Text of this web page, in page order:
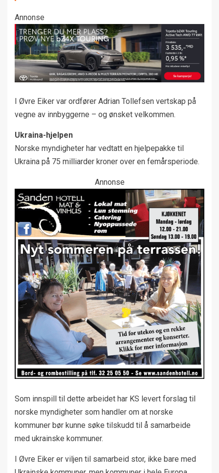
Annonse
I Øvre Eiker var ordfører Adrian Tollefsen vertskap på
vegne av innbyggerne – og ønsket velkommen.
Ukraina-hjelpen
Norske myndigheter har vedtatt en hjelpepakke til
Ukraina på 75 milliarder kroner over en femårsperiode.
Annonse
Som innspill til dette arbeidet har KS levert forslag til
norske myndigheter som handler om at norske
kommuner bør kunne søke tilskudd til å samarbeide
med ukrainske kommuner.
I Øvre Eiker er viljen til samarbeid stor, ikke bare med